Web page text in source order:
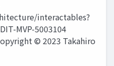
interactables?
MVP-5003104
© 2023 Takahiro